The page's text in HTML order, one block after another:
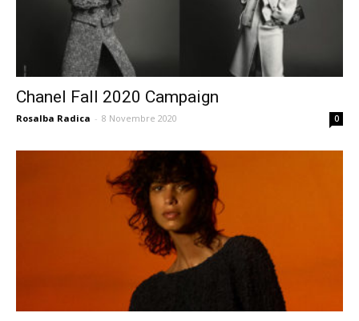
Chanel Fall 2020 Campaign
Rosalba Radica - 8 Novembre 2020 0